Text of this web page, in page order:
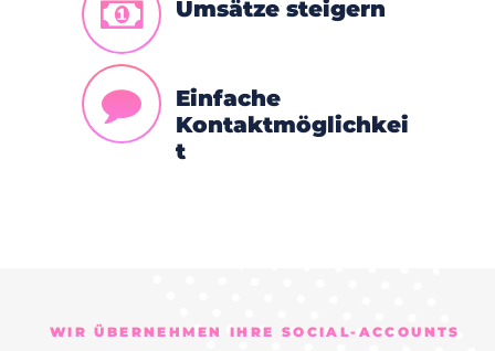
Umsätze steigern
Einfache
Kontaktmöglichkei
t
WIR ÜBERNEHMEN IHRE SOCIAL-ACCOUNTS